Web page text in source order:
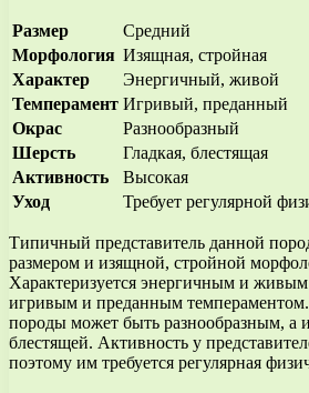
Размер
Средний
Морфология Изящная, стройная
Характер
Энергичный, живой
Темперамент Игривый, преданный
Окрас
Разнообразный
Шерсть
Гладкая, блестящая
Активность
Высокая
Уход
Требует регулярной
Типичный представитель данной
размером и изящной, стройной
Характеризуется энергичным и живым
игривым и преданным темпераментом.
породы может быть разнообразным, а
блестящей. Активность у
поэтому им требуется регулярная